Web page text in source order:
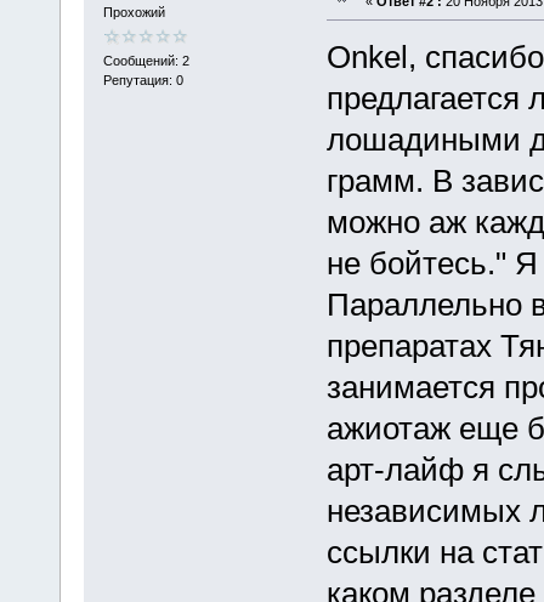
Прохожий
Сообщений: 2
Репутация: 0
Onkel,
лошадиными
грамм. В
можно аж
не бойтесь."
Параллельно
препаратах
занимается
ажиотаж еще
арт-лайф я
независимых
ссылки на
каком разделе